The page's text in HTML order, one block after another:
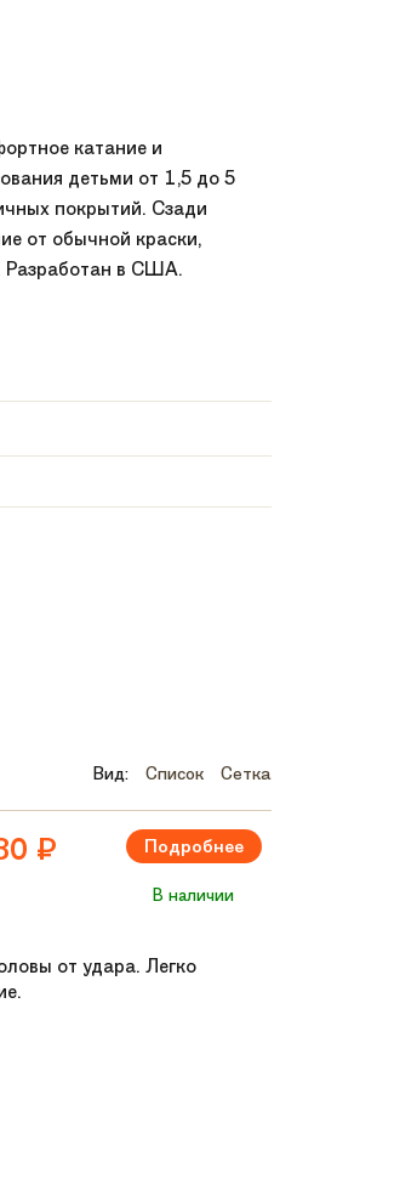
катание и
детьми от 1,5 до 5
покрытий. Сзади
от обычной краски,
Разработан в США.
Вид: Список Сетка
₽ Подробнее
В наличии
от удара. Легко